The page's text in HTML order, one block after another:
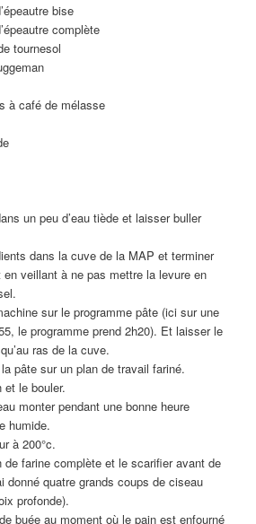
bise
complète
tournesol
à café de mélasse
un peu d’eau tiède et laisser buller
dans la cuve de la MAP et terminer
veillant à ne pas mettre la levure en
sur le programme pâte (ici sur une
le programme prend 2h20). Et laisser le
ras de la cuve.
pâte sur un plan de travail fariné.
et le bouler.
monter pendant une bonne heure
humide.
à 200°c.
de farine complète et le scarifier avant de
donné quatre grands coups de ciseau
profonde).
buée au moment où le pain est enfourné